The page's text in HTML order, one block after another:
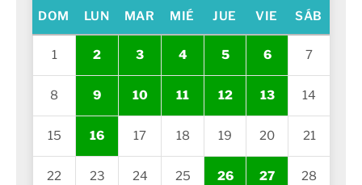
DOM LUN MAR MIÉ JUE VIE SÁB
1 2 3 4 5 6 7
8 9 10 11 12 13 14
15 16 17 18 19 20 21
22 23 24 25 26 27 28